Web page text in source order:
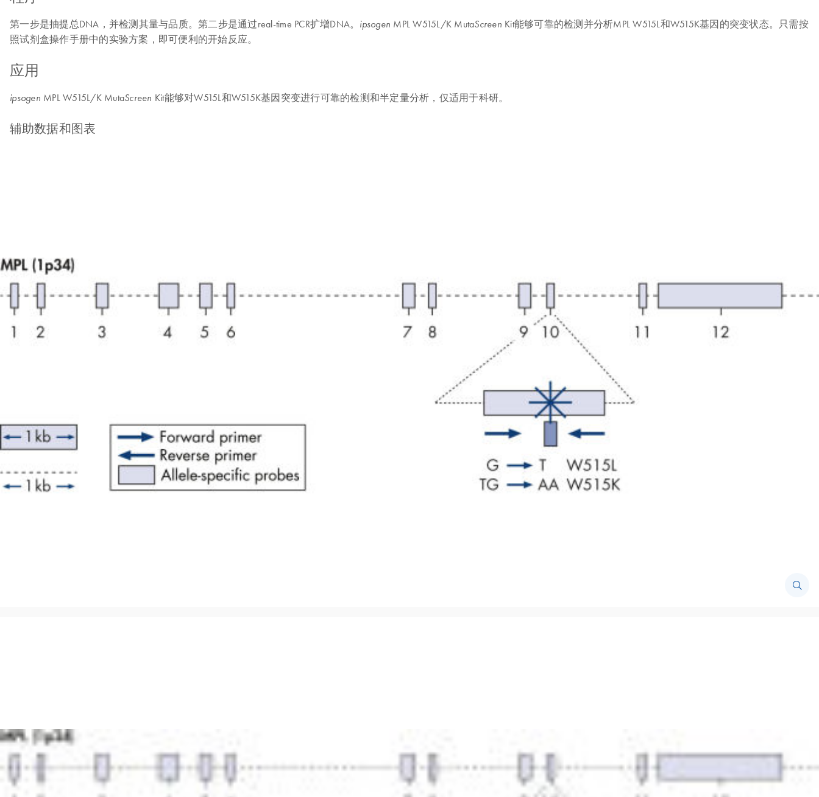
第一步是抽提总DNA，并检测其量与品质。第二步是通过real-time PCR扩增DNA。 ipsogen MPL W515L/K MutaScreen Kit能够可靠的检测并分析MPL W515L和W515K基因的突变状态。只需按
照试剂盒操作手册中的实验方案，即可便利的开始反应。
应用
ipsogen MPL W515L/K MutaScreen Kit能够对W515L和W515K基因突变进行可靠的检测和半定量分析，仅适用于科研。
辅助数据和图表